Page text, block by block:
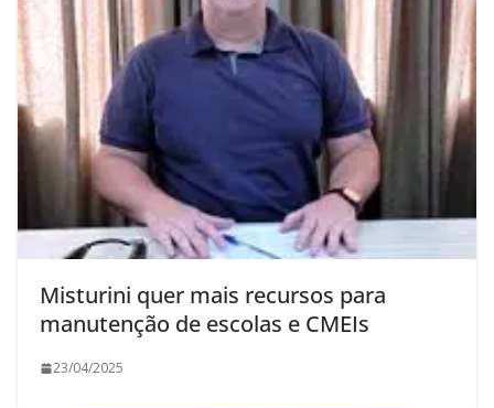
Misturini quer mais recursos para
manutenção de escolas e CMEIs
23/04/2025